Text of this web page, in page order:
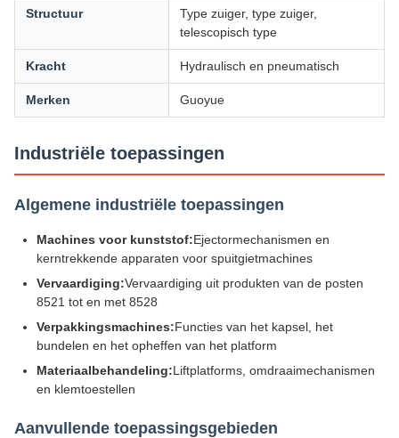
Structuur
Type zuiger, type zuiger,
telescopisch type
Kracht Hydraulisch en pneumatisch
Merken Guoyue
Industriële toepassingen
Algemene industriële toepassingen
Machines voor kunststof:Ejectormechanismen en
kerntrekkende apparaten voor spuitgietmachines
Vervaardiging:Vervaardiging uit produkten van de posten
8521 tot en met 8528
Verpakkingsmachines:Functies van het kapsel, het
bundelen en het opheffen van het platform
Materiaalbehandeling:Liftplatforms, omdraaimechanismen
en klemtoestellen
Aanvullende toepassingsgebieden